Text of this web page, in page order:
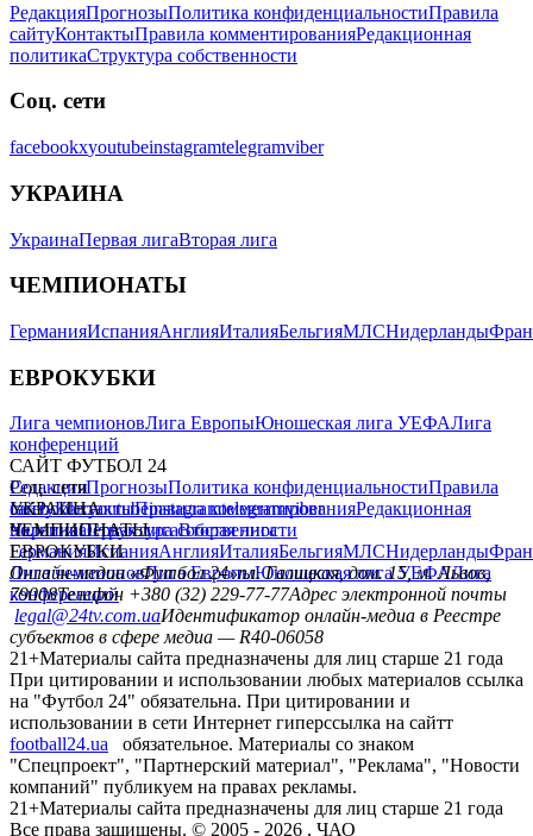
РедакцияПрогнозыПолитика конфиденциальностиПравила
сайтуКонтактыПравила комментированияРедакционная
политикаСтруктура собственности
Соц. сети
facebookxyoutubeinstagramtelegramviber
УКРАИНА
УкраинаПервая лигаВторая лига
ЧЕМПИОНАТЫ
ГерманияИспанияАнглияИталияБельгияМЛСНидерланды
ЕВРОКУБКИ
Лига чемпионовЛига ЕвропыЮношеская лига УЕФАЛига
конференций
САЙТ ФУТБОЛ 24
РедакцияПрогнозыПолитика конфиденциальностиПравила
сайтуКонтактыПравила комментированияРедакционная
политикаСтруктура собственности
Соц. сети
facebookxyoutubeinstagramtelegramviber
УКРАИНА
УкраинаПервая лигаВторая лига
ЧЕМПИОНАТЫ
ГерманияИспанияАнглияИталияБельгияМЛСНидерланды
ЕВРОКУБКИ
Лига чемпионовЛига ЕвропыЮношеская лига УЕФАЛига
конференций
Онлайн-медиа «Футбол 24»пл. Галицкая, дом. 15, м. Львов,
79008Телефон +380 (32) 229-77-77Адрес электронной почты
legal@24tv.com.uaИдентификатор онлайн-медиа в Реестре
субъектов в сфере медиа — R40-06058
21+Материалы сайта предназначены для лиц старше 21 года
При цитировании и использовании любых материалов ссылка
на "Футбол 24" обязательна. При цитировании и
использовании в сети Интернет гиперссылка на сайтт
football24.ua
обязательное. Материалы со знаком
"Спецпроект", "Партнерский материал", "Реклама", "Новости
компаний" публикуем на правах рекламы.
21+Материалы сайта предназначены для лиц старше 21 года
Все права защищены. © 2005 - 2026 , ЧАО